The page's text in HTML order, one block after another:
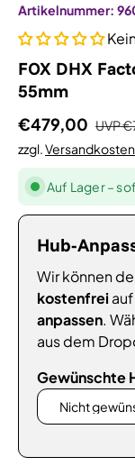
Artikelnummer:
FOX DHX
55mm
€479,00 UVP
zzgl.Versandkosten
Auf Lager –
Hub-
Wir können
kostenfrei
anpassen.
aus dem
Gewünschte